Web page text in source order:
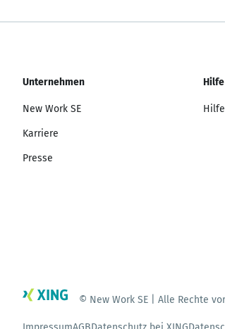
Unternehmen
New Work SE
Karriere
Presse
© New Work SE | Alle Rechte